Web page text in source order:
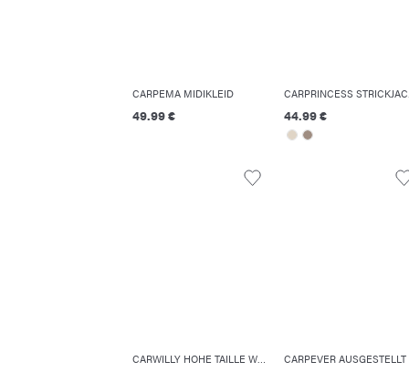
CARPEMA MIDIKLEID
49.99 € 44.99 €
CARWILLY HOHE TAILLE WEITER BEINSCHNITT JEANS